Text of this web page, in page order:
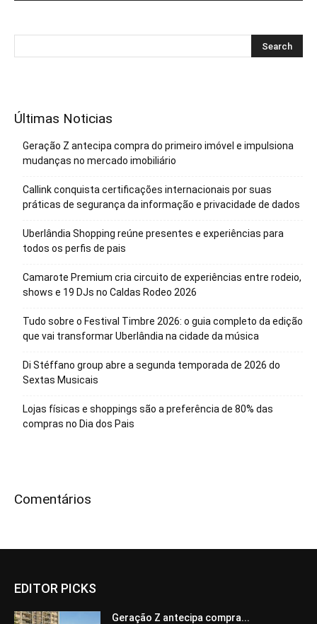
Últimas Noticias
Geração Z antecipa compra do primeiro imóvel e impulsiona
mudanças no mercado imobiliário
Callink conquista certificações internacionais por suas
práticas de segurança da informação e privacidade de dados
Uberlândia Shopping reúne presentes e experiências para
todos os perfis de pais
Camarote Premium cria circuito de experiências entre rodeio,
shows e 19 DJs no Caldas Rodeo 2026
Tudo sobre o Festival Timbre 2026: o guia completo da edição
que vai transformar Uberlândia na cidade da música
Di Stéffano group abre a segunda temporada de 2026 do
Sextas Musicais
Lojas físicas e shoppings são a preferência de 80% das
compras no Dia dos Pais
Comentários
EDITOR PICKS
Geração Z antecipa compra...